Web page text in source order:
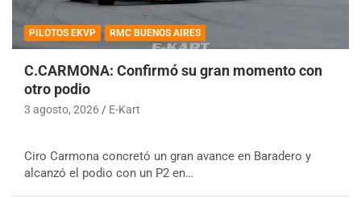
PILOTOS EKVP RMC BUENOS AIRES
C.CARMONA: Confirmó su gran momento con
otro podio
3 agosto, 2026 E-Kart
Ciro Carmona concretó un gran avance en Baradero y
alcanzó el podio con un P2 en…